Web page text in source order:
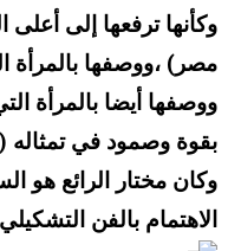
وكأنها ترفعها إلى
مصر) ،ووصفها بالمرأة
ووصفها أيضا بالمرأة
بقوة وصمود في تمثاله
وكان مختار الرائع هو
الاهتمام بالفن